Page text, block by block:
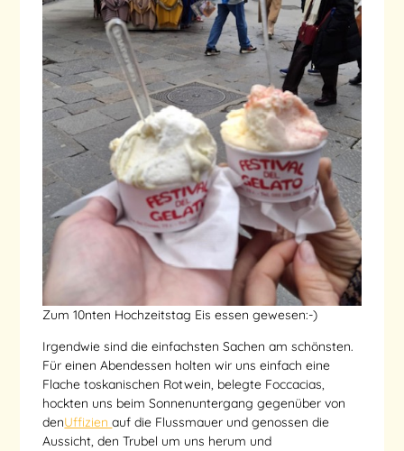
Zum 10nten Hochzeitstag Eis essen gewesen:-)
Irgendwie sind die einfachsten Sachen am schönsten.
Für einen Abendessen holten wir uns einfach eine
Flache toskanischen Rotwein, belegte Foccacias,
hockten uns beim Sonnenuntergang gegenüber von
denUffizienauf die Flussmauer und genossen die
Aussicht, den Trubel um uns herum und